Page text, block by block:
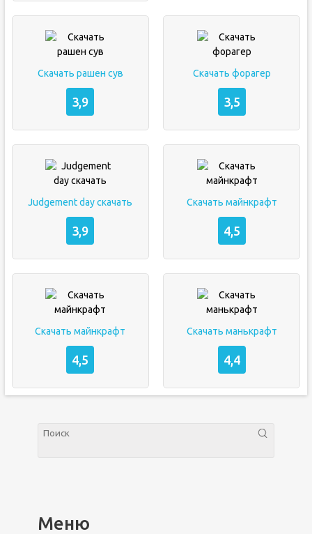
Скачать рашен сув
3,9
Скачать форагер
3,5
Judgement day скачать
3,9
Скачать майнкрафт
4,5
Скачать майнкрафт
4,5
Скачать манькрафт
4,4
Меню